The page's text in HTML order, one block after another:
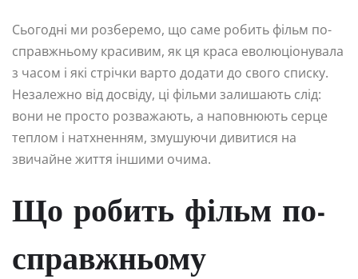
Сьогодні ми розберемо, що саме робить фільм по-
справжньому красивим, як ця краса еволюціонувала
з часом і які стрічки варто додати до свого списку.
Незалежно від досвіду, ці фільми залишають слід:
вони не просто розважають, а наповнюють серце
теплом і натхненням, змушуючи дивитися на
звичайне життя іншими очима.
Що робить фільм по-
справжньому